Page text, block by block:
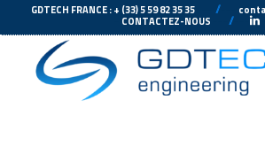
GDTECH FRANCE : + (33) 5 59 82 35 35 //---
CONTACTEZ-NOUS ---// ---